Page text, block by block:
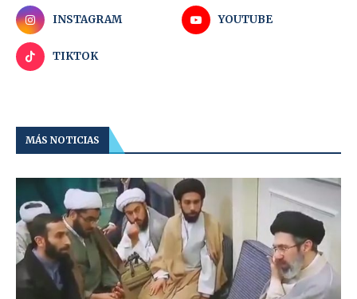
INSTAGRAM YOUTUBE
TIKTOK
MÁS NOTICIAS